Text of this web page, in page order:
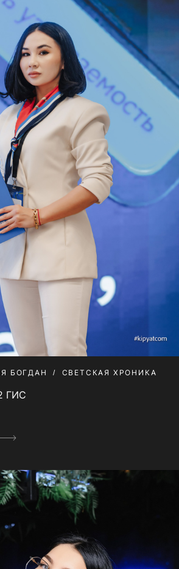
БОГДАН СВЕТСКАЯ ХРОНИКА
ГИС